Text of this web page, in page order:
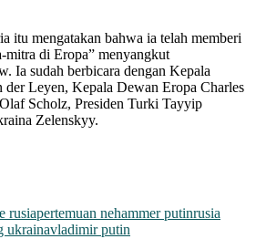
itu mengatakan bahwa ia telah memberi
mitra di Eropa” menyangkut
Ia sudah berbicara dengan Kepala
Leyen, Kepala Dewan Eropa Charles
Scholz, Presiden Turki Tayyip
Zelenskyy.
rusiapertemuan nehammer putinrusia
ukrainavladimir putin